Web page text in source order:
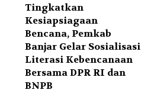
Tingkatkan
Kesiapsiagaan
Bencana, Pemkab
Banjar Gelar Sosialisasi
Literasi Kebencanaan
Bersama DPR RI dan
BNPB